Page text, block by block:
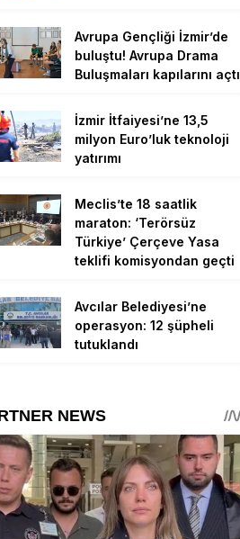
Avrupa Gençliği İzmir’de
buluştu! Avrupa Drama
Buluşmaları kapılarını açtı
İzmir İtfaiyesi’ne 13,5
milyon Euro’luk teknoloji
yatırımı
Meclis’te 18 saatlik
maraton: ‘Terörsüz
Türkiye’ Çerçeve Yasa
teklifi komisyondan geçti
Avcılar Belediyesi’ne
operasyon: 12 şüpheli
tutuklandı